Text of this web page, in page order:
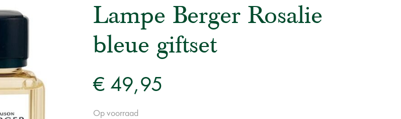
Lampe Berger Rosalie
bleue giftset
€ 49,95
Op voorraad